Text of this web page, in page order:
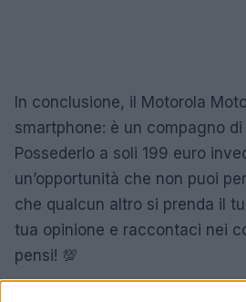
In conclusione, il Motorola
smartphone: è un compagno
Possederlo a soli 199 euro
un’opportunità che non puoi
che qualcun altro si prenda il
tua opinione e raccontaci nei
pensi! 💯